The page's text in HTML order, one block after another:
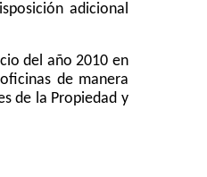
adicional
del año 2010 en
de manera
de la Propiedad y